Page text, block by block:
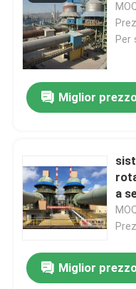
Per
Miglior
a
Miglior